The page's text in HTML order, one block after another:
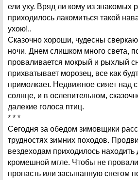
ели уху. Вряд ли кому из знакомых
приходилось лакомиться такой
ухою!..
Сказочно хороши, чудесны
ночи. Днем слишком много света,
проваливается мокрый и рыхлый
прихватывает морозец, все как
примолкает. Недвижное сияет над
солнце, и в ослепительном,
далекие голоса птиц.
* * *
Сегодня за обедом зимовщики
трудностях зимних походов.
вездеходам приходилось находить
кромешной мгле. Чтобы не
пропасть или засыпанную снегом